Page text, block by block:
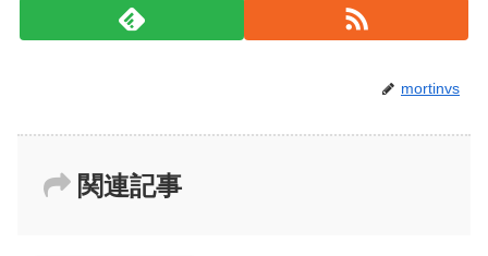
mortinvs
関連記事